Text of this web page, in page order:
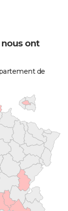
ont
de